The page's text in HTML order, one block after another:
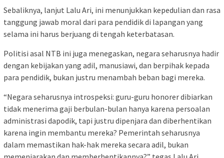
Sebaliknya, lanjut Lalu Ari, ini menunjukkan kepedulian dan rasa
tanggung jawab moral dari para pendidik di lapangan yang
selama ini harus berjuang di tengah keterbatasan.
Politisi asal NTB ini juga menegaskan, negara seharusnya hadir
dengan kebijakan yang adil, manusiawi, dan berpihak kepada
para pendidik, bukan justru menambah beban bagi mereka.
“Negara seharusnya introspeksi: guru-guru honorer dibiarkan
tidak menerima gaji berbulan-bulan hanya karena persoalan
administrasi dapodik, tapi justru dipenjara dan diberhentikan
karena ingin membantu mereka? Pemerintah seharusnya
dalam memastikan hak-hak mereka secara adil, bukan